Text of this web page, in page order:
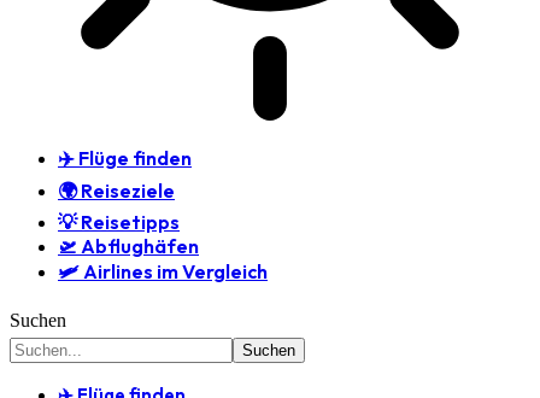
✈️ Flüge finden
🌍 Reiseziele
💡 Reisetipps
🛫 Abflughäfen
🛩️ Airlines im Vergleich
Suchen